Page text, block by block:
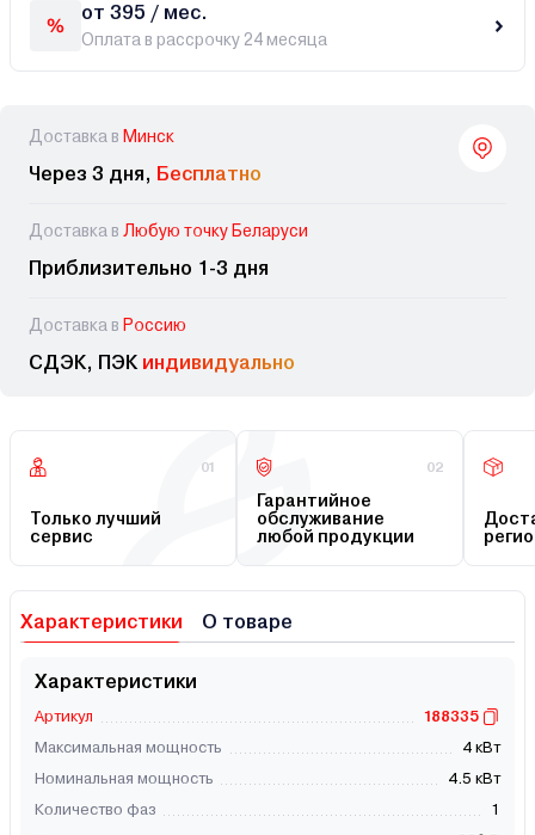
от 395 / мес.
Оплата в рассрочку 24 месяца
Доставка в Минск
Через 3 дня, Бесплатно
Доставка в Любую точку Беларуси
Приблизительно 1-3 дня
Доставка в Россию
СДЭК, ПЭК индивидуально
01
Только лучший
сервис
02
Гарантийное
обслуживание
любой продукции
Характеристики О товаре
Характеристики
Артикул
188335
Максимальная мощность
4 кВт
Номинальная мощность
4.5 кВт
Количество фаз
1